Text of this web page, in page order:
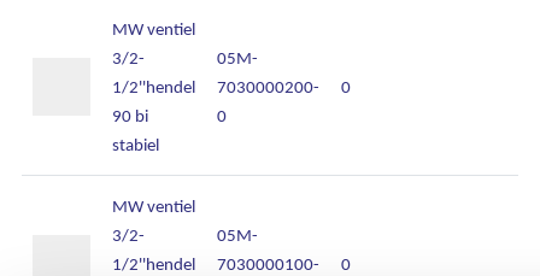
MW ventiel
3/2-
1/2''hendel
90 bi
stabiel
05M-
7030000200-
0
0
MW ventiel
3/2-
1/2''hendel
05M-
7030000100-
0